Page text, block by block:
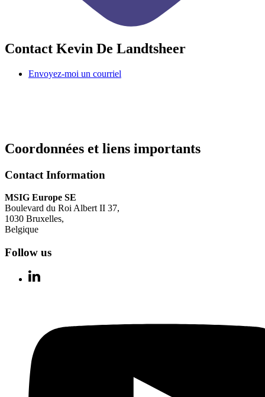
Contact Kevin De Landtsheer
Envoyez-moi un courriel
Coordonnées et liens importants
Contact Information
MSIG Europe SE
Boulevard du Roi Albert II 37,
1030 Bruxelles,
Belgique
Follow us